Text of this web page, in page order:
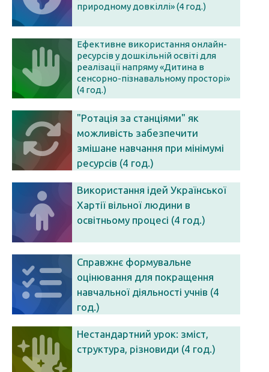
природному довкіллі» (4 год.)
Ефективне використання онлайн-
ресурсів у дошкільній освіті для
реалізації напряму «Дитина в
сенсорно-пізнавальному просторі»
(4 год.)
"Ротація за станціями" як
можливість забезпечити
змішане навчання при мінімумі
ресурсів (4 год.)
Використання ідей Української
Хартії вільної людини в
освітньому процесі (4 год.)
Справжнє формувальне
оцінювання для покращення
навчальної діяльності учнів (4
год.)
Нестандартний урок: зміст,
структура, різновиди (4 год.)